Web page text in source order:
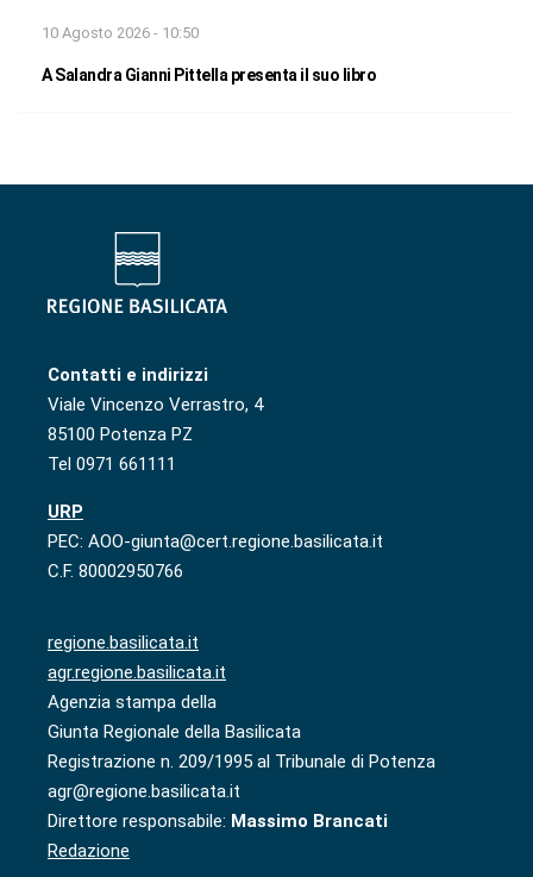
10 Agosto 2026 - 10:50
A Salandra Gianni Pittella presenta il suo libro
Contatti e indirizzi
Viale Vincenzo Verrastro, 4
85100 Potenza PZ
Tel 0971 661111
URP
PEC: AOO-giunta@cert.regione.basilicata.it
C.F. 80002950766
regione.basilicata.it
agr.regione.basilicata.it
Agenzia stampa della
Giunta Regionale della Basilicata
Registrazione n. 209/1995 al Tribunale di Potenza
agr@regione.basilicata.it
Direttore responsabile: Massimo Brancati
Redazione